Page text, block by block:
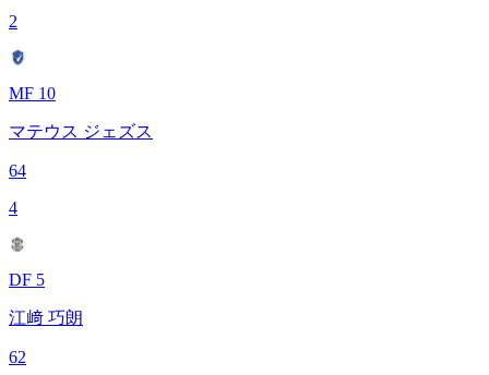
2
MF 10
マテウス ジェズス
64
4
DF 5
江﨑 巧朗
62